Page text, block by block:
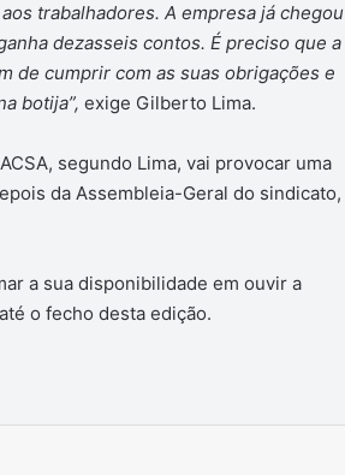
trabalhadores. A empresa já chegou
dezasseis contos. É preciso que a
de cumprir com as suas obrigações e
botija”, exige Gilberto Lima.
segundo Lima, vai provocar uma
da Assembleia-Geral do sindicato,
a sua disponibilidade em ouvir a
o fecho desta edição.